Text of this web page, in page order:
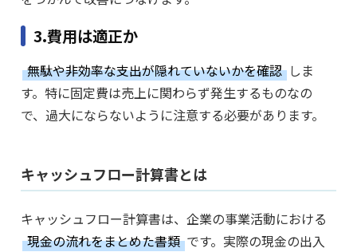
3.費用は適正か
無駄や非効率な支出が隠れていないかを確認 しま
す。特に固定費は売上に関わらず発生するものなの
で、過大にならないように注意する必要があります。
キャッシュフロー計算書とは
キャッシュフロー計算書は、企業の事業活動における
現金の流れをまとめた書類 です。実際の現金の出入